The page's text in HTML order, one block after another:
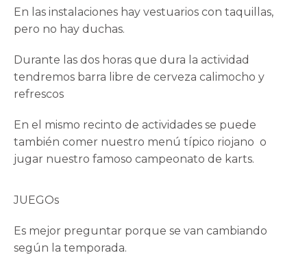
En las instalaciones hay vestuarios con taquillas,
pero no hay duchas.
Durante las dos horas que dura la actividad
tendremos barra libre de cerveza calimocho y
refrescos
En el mismo recinto de actividades se puede
también comer nuestro menú típico riojano o
jugar nuestro famoso campeonato de karts.
JUEGOs
Es mejor preguntar porque se van cambiando
según la temporada.